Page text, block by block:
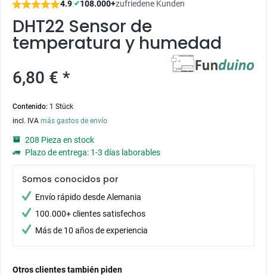
4.9|✔108.000+zufriedene Kunden
DHT22 Sensor de
temperatura y humedad
6,80 € *
Contenido: 1 Stück
incl. IVA más gastos de envío
208 Pieza en stock
Plazo de entrega: 1-3 días laborables
Somos conocidos por
Envío rápido desde Alemania
100.000+ clientes satisfechos
Más de 10 años de experiencia
Otros clientes también piden